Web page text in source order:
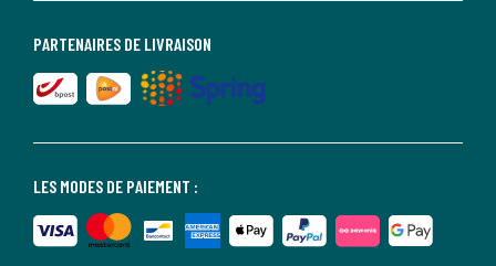
LES MODES DE PAIEMENT :
PARTENAIRES DE LIVRAISON